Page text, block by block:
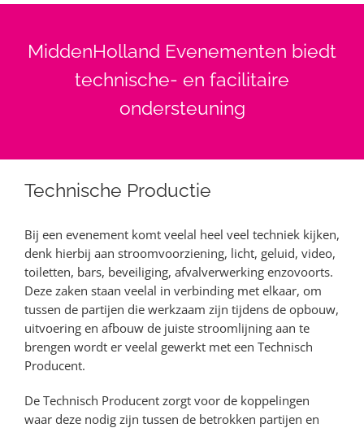
MiddenHolland Evenementen biedt
technische- en facilitaire
ondersteuning
Technische Productie
Bij een evenement komt veelal heel veel techniek kijken,
denk hierbij aan stroomvoorziening, licht, geluid, video,
toiletten, bars, beveiliging, afvalverwerking enzovoorts.
Deze zaken staan veelal in verbinding met elkaar, om
tussen de partijen die werkzaam zijn tijdens de opbouw,
uitvoering en afbouw de juiste stroomlijning aan te
brengen wordt er veelal gewerkt met een Technisch
Producent.
De Technisch Producent zorgt voor de koppelingen
waar deze nodig zijn tussen de betrokken partijen en